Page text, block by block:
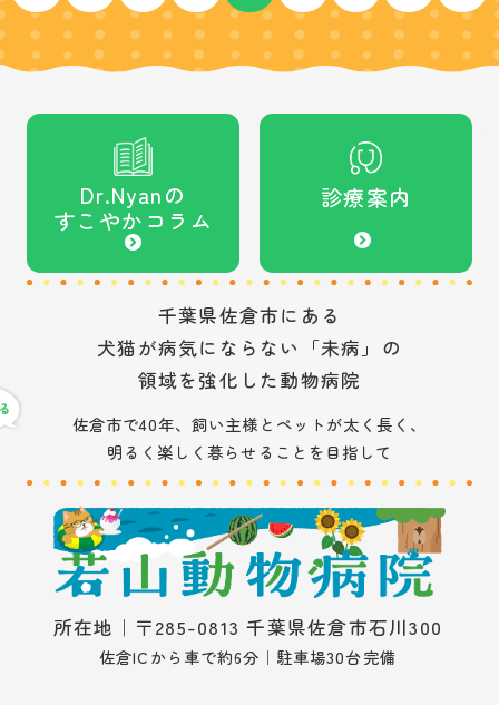
Dr.Nyanの
すこやかコラム
診療案内
千葉県佐倉市にある
犬猫が病気にならない「未病」の
領域を強化した動物病院
佐倉市で40年、飼い主様とペットが太く長く、
明るく楽しく暮らせることを目指して
所在地｜〒285-0813 千葉県佐倉市石川300
佐倉ICから車で約6分｜駐車場30台完備